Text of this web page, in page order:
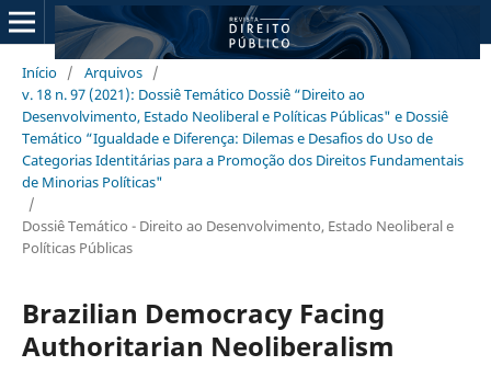
Início / Arquivos /
v. 18 n. 97 (2021): Dossiê Temático Dossiê “Direito ao
Desenvolvimento, Estado Neoliberal e Políticas Públicas" e Dossiê
Temático “Igualdade e Diferença: Dilemas e Desafios do Uso de
Categorias Identitárias para a Promoção dos Direitos Fundamentais
de Minorias Políticas"
/
Dossiê Temático - Direito ao Desenvolvimento, Estado Neoliberal e
Políticas Públicas
Brazilian Democracy Facing
Authoritarian Neoliberalism